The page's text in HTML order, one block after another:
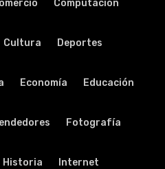
Computación
Cultura Deportes
Economía Educación
Fotografía
Historia Internet